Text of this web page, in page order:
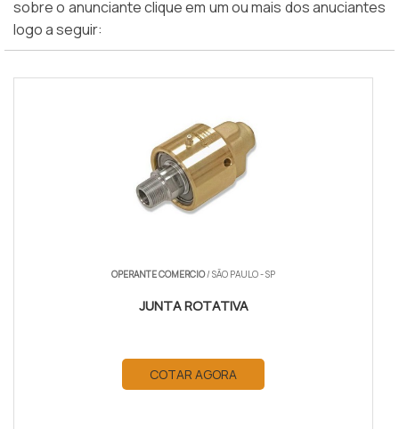
sobre o anunciante clique em um ou mais dos anuciantes
logo a seguir:
OPERANTE COMERCIO/ SÃO PAULO - SP
JUNTA ROTATIVA
COTAR AGORA